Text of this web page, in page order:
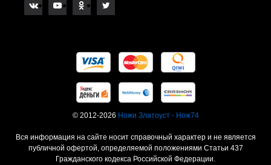
© 2012-2026 Ножи Златоуст - Нож74
Вся информация на сайте носит справочный характер и не является
публичной офертой, определяемой положениями Статьи 437
Гражданского кодекса Российской Федерации.